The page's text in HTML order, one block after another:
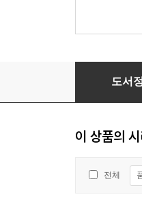
초등영문법
도서
이 상품의
전체